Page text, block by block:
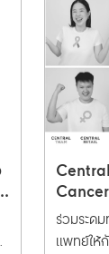
ผู้ป่วยม
ร่วมระด
แพทย์ให้